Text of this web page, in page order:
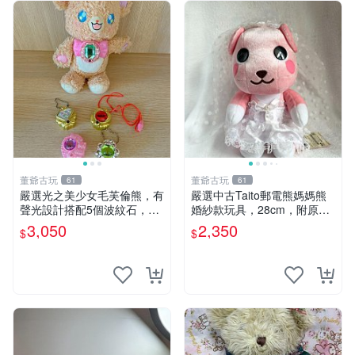
董爺古玩 61
嚴選光之美少女毛芙倫熊，有
聲光設計搭配5個波紋石，成
色完美如圖。爽快附電池，讓
愛心不打折扣。 光之美少女
$3,050
董爺古玩 61
嚴選中古Taito郵電熊媽媽熊
婚紗款玩具，28cm，附原
盒，保存極佳實拍，婚紗細節
清晰可見，偶像收藏推薦 婚
$2,350